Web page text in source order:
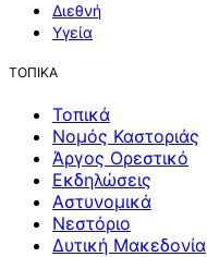
Διεθνή
Υγεία
ΤΟΠΙΚΑ
Τοπικά
Νομός Καστοριάς
Άργος Ορεστικό
Εκδηλώσεις
Αστυνομικά
Νεστόριο
Δυτική Μακεδονία